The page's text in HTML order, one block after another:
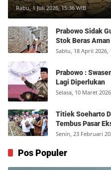
Rabu, 1 Juli 2026, 15:36 WIB
Prabowo Sidak
Stok Beras
Sabtu, 18 April 2026,
Prabowo :
Lagi Diperlukan
Selasa, 10 Maret
Titiek Soeharto
Tembus Pasar
Juta per Hektare
Senin, 23 Februari
Pos Populer